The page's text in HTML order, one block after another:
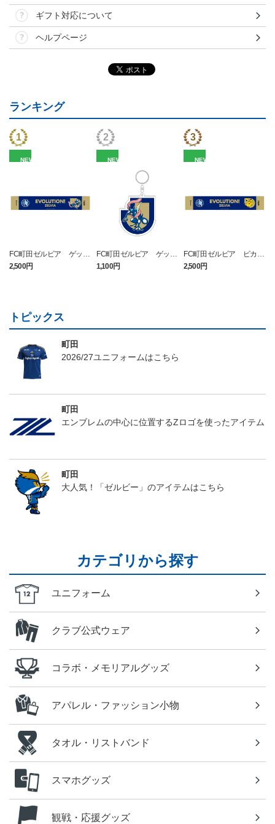
ギフト対応について
ヘルプページ
ランキング
NEW
FC町田ゼルビア ゲッコ
ウガ タオルマフラー
2,500円
NEW
FC町田ゼルビア ゲッコ
ウガ キーホルダー
1,100円
NEW
FC町田ゼルビア ピカチ
ュウ タオルマフラー
2,500円
トピックス
町田
2026/27ユニフォームはこちら
町田
エンブレムの中心に位置するZロゴを使ったアイテム
町田
大人気！「ゼルビー」のアイテムはこちら
カテゴリから探す
ユニフォーム
クラブ公式ウェア
コラボ・メモリアルグッズ
アパレル・ファッション小物
タオル・リストバンド
スマホグッズ
観戦・応援グッズ